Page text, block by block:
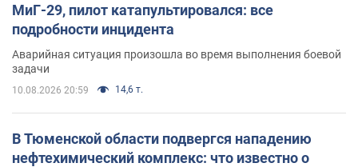
МиГ-29, пилот катапультировался: все
подробности инцидента
Аварийная ситуация произошла во время выполнения боевой
задачи
10.08.2026 20:59 14,6 т.
В Тюменской области подвергся нападению
нефтехимический комплекс: что известно о